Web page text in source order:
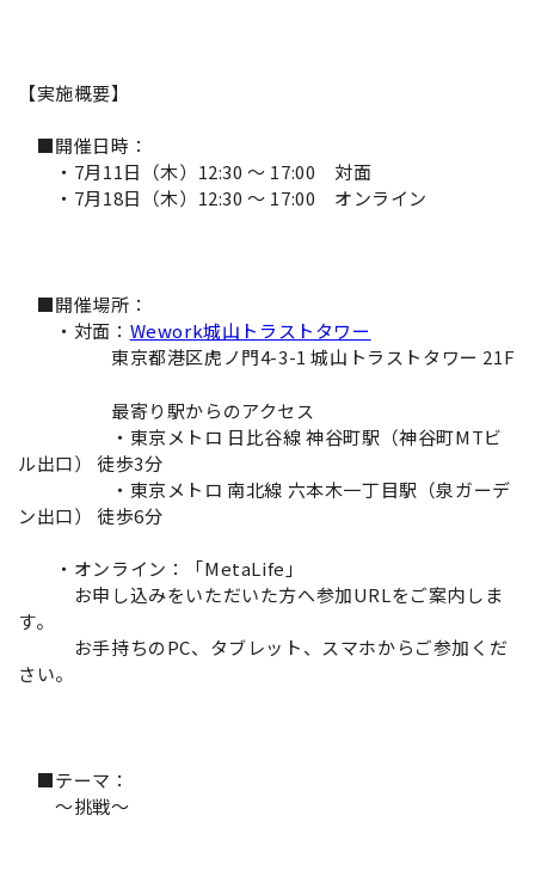
【実施概要】
■開催日時：
・7月11日（木）12:30 ～ 17:00 対面
・7月18日（木）12:30 ～ 17:00 オンライン
■開催場所：
・対面： Wework城山トラストタワー
東京都港区虎ノ門4-3-1 城山トラストタワー 21F
最寄り駅からのアクセス
・東京メトロ 日比谷線 神谷町駅（神谷町MTビ
ル出口） 徒歩3分
・東京メトロ 南北線 六本木一丁目駅（泉ガーデ
ン出口） 徒歩6分
・オンライン：「MetaLife」
お申し込みをいただいた方へ参加URLをご案内しま
す。
お手持ちのPC、タブレット、スマホからご参加くだ
さい。
■テーマ：
～挑戦～